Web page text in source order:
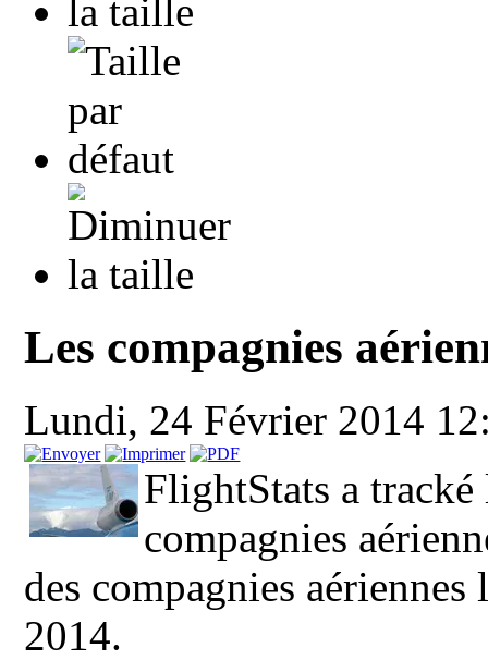
Les compagnies
Lundi, 24 Février 2014
FlightStats a
compagnies
des compagnies
2014.